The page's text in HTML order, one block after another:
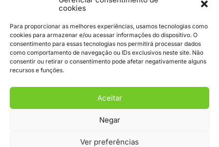
cookies
Para proporcionar as melhores experiências, usamos tecnologias como
cookies para armazenar e/ou acessar informações do dispositivo. O
consentimento para essas tecnologias nos permitirá processar dados
como comportamento de navegação ou IDs exclusivos neste site. Não
consentir ou retirar o consentimento pode afetar negativamente alguns
recursos e funções.
Aceitar
Negar
Ver preferências
Colabora
Faz uma doação para sustentar as nossas incubadoras
empreendedores nos países onde operamos.
c/c pagável a ENGIM – Ente Nazionale Giuseppini del
IBAN IT76 T030 6909 6061 0000 0007 422
BANCO Intesa Sanpaolo S.p.A.